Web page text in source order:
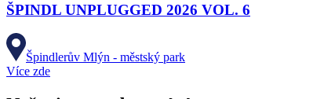
ŠPINDL UNPLUGGED 2026 VOL. 6
Špindlerův Mlýn - městský park
Více zde